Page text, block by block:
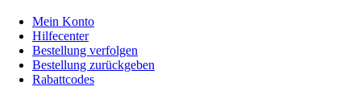
Mein Konto
Hilfecenter
Bestellung verfolgen
Bestellung zurückgeben
Rabattcodes